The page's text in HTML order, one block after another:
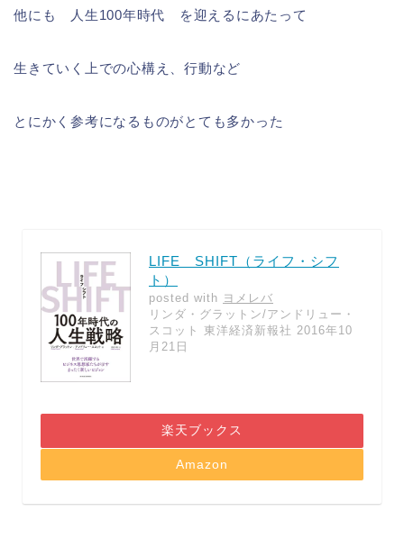
他にも 人生100年時代 を迎えるにあたって
生きていく上での心構え、行動など
とにかく参考になるものがとても多かった
LIFE SHIFT（ライフ・シフ
ト）
posted with ヨメレバ
リンダ・グラットン/アンドリュー・
スコット 東洋経済新報社 2016年10
月21日
楽天ブックス
Amazon